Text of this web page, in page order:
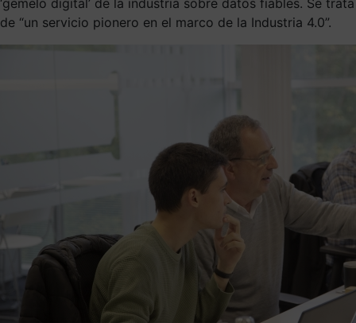
de “un servicio pionero en el marco de la Industria 4.0”.